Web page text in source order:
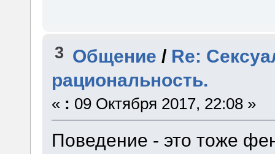
3 Общение / Re:
рациональность.
« : 09 Октября 2017, 22:08 »
Поведение - это тоже